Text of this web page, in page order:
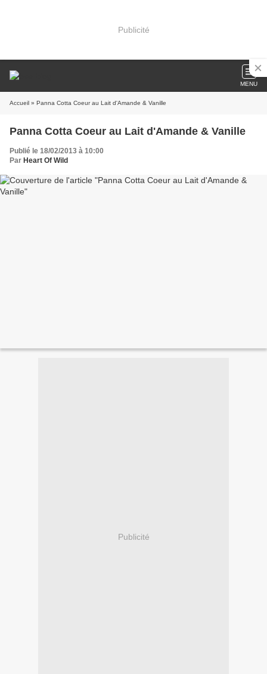
Publicité
MENU
Accueil » Panna Cotta Coeur au Lait d'Amande & Vanille
Panna Cotta Coeur au Lait d'Amande & Vanille
Publié le 18/02/2013 à 10:00
Par Heart Of Wild
Publicité